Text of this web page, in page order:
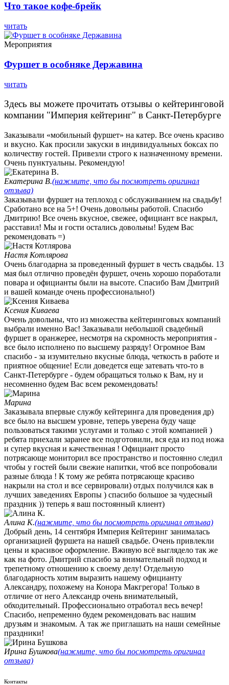
Что такое кофе-брейк
читать
Мероприятия
Фуршет в особняке Державина
читать
Здесь вы можете прочитать отзывы о кейтеринговой
компании "Империя кейтеринг" в Санкт-Петербурге
Заказывали «мобильный фуршет» на катер. Все очень красиво
и вкусно. Как просили закуски в индивидуальных боксах по
количеству гостей. Привезли строго к назначенному времени.
Очень пунктуальны. Рекомендую!
Екатерина В.(нажмите, что бы посмотреть оригинал
отзыва)
Заказывали фуршет на теплоход с обслуживанием на свадьбу!
Сработано все на 5+! Очень довольны работой. Спасибо
Дмитрию! Все очень вкусное, свежее, официант все накрыл,
расставил! Мы и гости остались довольны! Будем Вас
рекомендовать =)​
Настя Котлярова
Очень благодарна за проведенный фуршет в честь свадьбы. 13
мая был отлично проведён фуршет, очень хорошо поработали
повара и официанты были на высоте. Спасибо Вам Дмитрий
и вашей команде очень профессионально!)​
Ксения Киваева
Очень довольны, что из множества кейтеринговых компаний
выбрали именно Вас! Заказывали небольшой свадебный
фуршет в оранжерее, несмотря на скромность мероприятия -
все было исполнено по высшему разряду! Огромное Вам
спасибо - за изумительно вкусные блюда, четкость в работе и
приятное общение! Если доведется еще затевать что-то в
Санкт-Петербурге - будем обращаться только к Вам, ну и
несомненно будем Вас всем рекомендовать!
Марина
Заказывала впервые службу кейтеринга для проведения др)
все было на высшем уровне, теперь уверена буду чаще
пользоваться такими услугами и только с этой компанией )
ребята приехали заранее все подготовили, вся еда из под ножа
и супер вкусная и качественная ! Официант просто
потрясающе мониторил все пространство и постоянно следил
чтобы у гостей были свежие напитки, чтоб все попробовали
разные блюда ! К тому же ребята потрясающе красиво
накрыли на стол и все сервировали) отдых получился как в
лучших заведениях Европы ) спасибо большое за чудесный
праздник )) теперь я ваш постоянный клиент) ​
Алина К.(нажмите, что бы посмотреть оригинал отзыва)
Добрый день, 14 сентября Империя Кейтеринг занималась
организацией фуршета на нашей свадьбе. Очень привлекли
цены и красивое оформление. Вживую всё выглядело так же
как на фото. Дмитрий спасибо за внимательный подход и
трепетному отношению к своему делу! Отдельную
благодарность хотим выразить нашему официанту
Александру, похожему на Конора Макгрегора! Только в
отличие от него Александр очень внимательный,
обходительный. Профессионально отработал весь вечер!
Спасибо, непременно будем рекомендовать вас нашим
друзьям и знакомым. А так же приглашать на наши семейные
праздники!​
Ирина Бушкова(нажмите, что бы посмотреть оригинал
отзыва)
Контакты